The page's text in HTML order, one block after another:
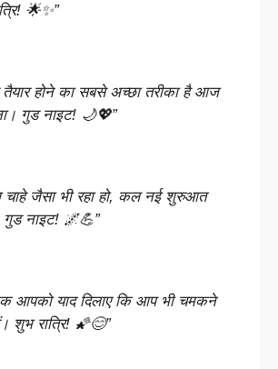
🌟✨”
होने का सबसे अच्छा तरीका है आज
गुड नाइट! 🌙💖”
जैसा भी रहा हो, कल नई शुरुआत
गुड नाइट! 🌌💪”
आपको याद दिलाए कि आप भी चमकने
शुभ रात्रि! 🌠😊”